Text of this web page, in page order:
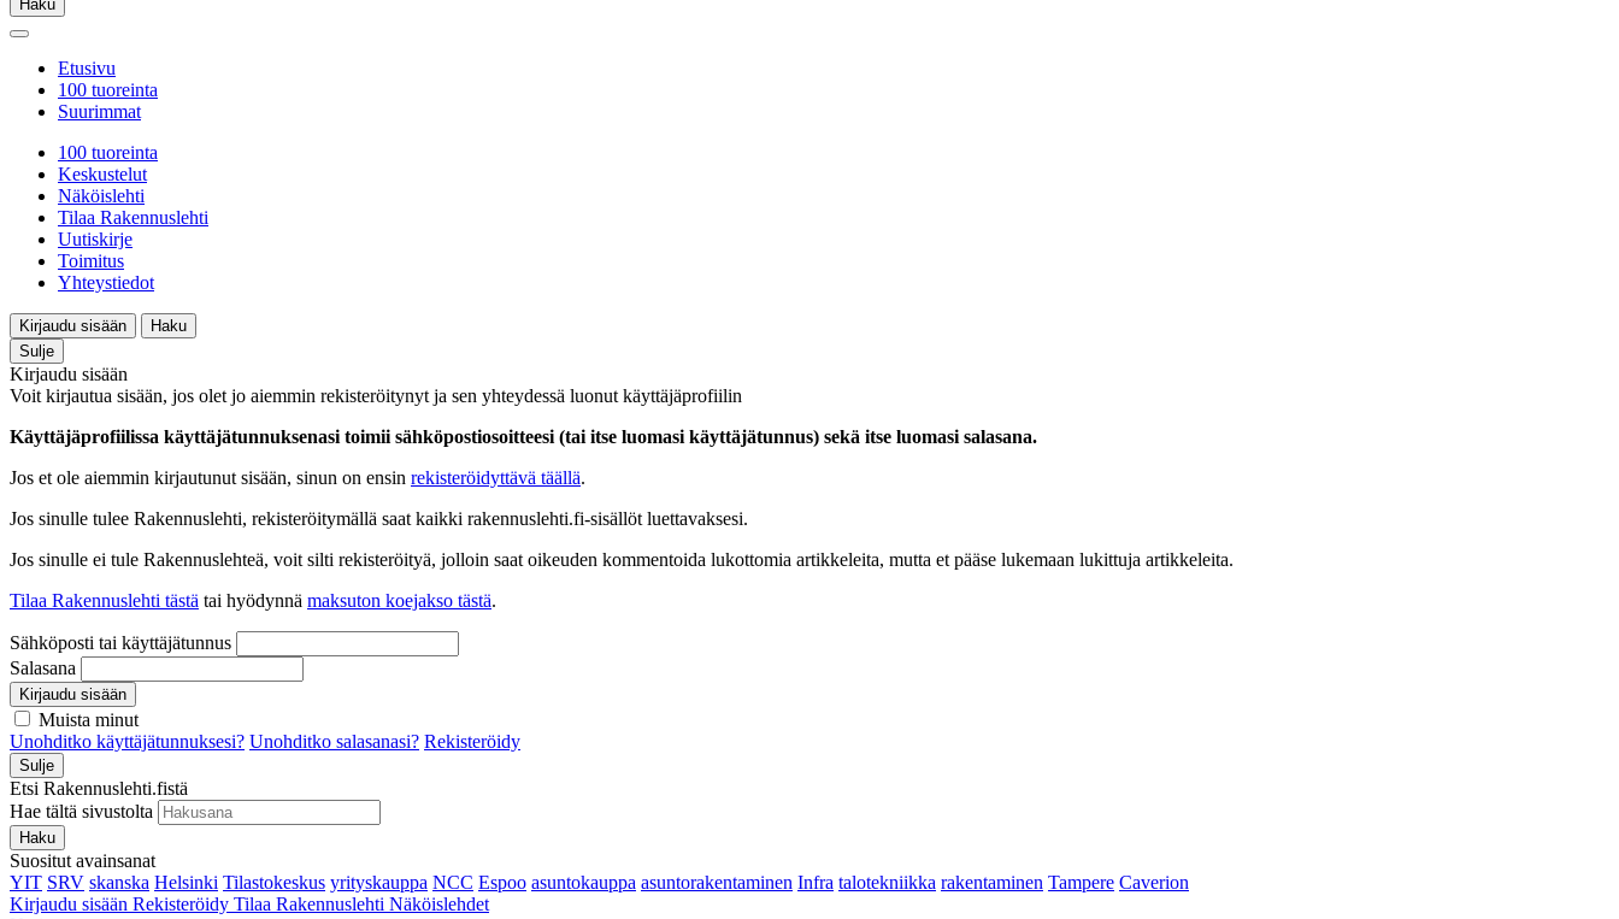
Haku
Etusivu
100 tuoreinta
Suurimmat
100 tuoreinta
Keskustelut
Näköislehti
Tilaa Rakennuslehti
Uutiskirje
Toimitus
Yhteystiedot
Kirjaudu sisään
Haku
Sulje
Kirjaudu sisään
Voit kirjautua sisään, jos olet jo aiemmin rekisteröitynyt ja sen yhteydessä luonut käyttäjäprofiilin
Käyttäjäprofiilissa käyttäjätunnuksenasi toimii sähköpostiosoitteesi (tai itse luomasi käyttäjätunnus) sekä itse luomasi salasana.
Jos et ole aiemmin kirjautunut sisään, sinun on ensin rekisteröidyttävä täällä.
Jos sinulle tulee Rakennuslehti, rekisteröitymällä saat kaikki rakennuslehti.fi-sisällöt luettavaksesi.
Jos sinulle ei tule Rakennuslehteä, voit silti rekisteröityä, jolloin saat oikeuden kommentoida lukottomia artikkeleita, mutta et pääse lukemaan lukittuja artikkeleita.
Tilaa Rakennuslehti tästä tai hyödynnä maksuton koejakso tästä.
Sähköposti tai käyttäjätunnus
Salasana
Kirjaudu sisään
Muista minut
Unohditko käyttäjätunnuksesi? Unohditko salasanasi? Rekisteröidy
Sulje
Etsi Rakennuslehti.fistä
Hae tältä sivustolta
Haku
Suositut avainsanat
YIT SRV skanska Helsinki Tilastokeskus yrityskauppa NCC Espoo asuntokauppa asuntorakentaminen Infra talotekniikka rakentaminen Tampere Caverion
Kirjaudu sisään Rekisteröidy Tilaa Rakennuslehti Näköislehdet